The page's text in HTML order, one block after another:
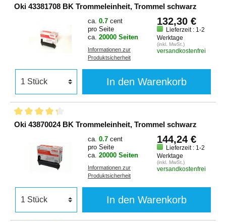
Oki 43381708 BK Trommeleinheit, Trommel schwarz
ca. 0.7 cent
pro Seite
ca. 20000 Seiten
Informationen zur
Produktsicherheit
132,30 €
Lieferzeit : 1-2
Werktage
(inkl. MwSt.)
versandkostenfrei
In den Warenkorb
Oki 43870024 BK Trommeleinheit, Trommel schwarz
ca. 0.7 cent
pro Seite
ca. 20000 Seiten
Informationen zur
Produktsicherheit
144,24 €
Lieferzeit : 1-2
Werktage
(inkl. MwSt.)
versandkostenfrei
In den Warenkorb